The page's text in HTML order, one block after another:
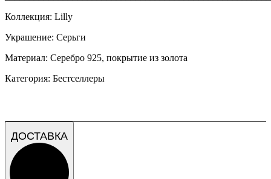
Коллекция: Lilly
Украшение: Серьги
Материал: Серебро 925, покрытие из золота
Категория: Бестселлеры
ДОСТАВКА